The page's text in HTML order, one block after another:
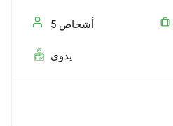
5 أشخاص
يدوي